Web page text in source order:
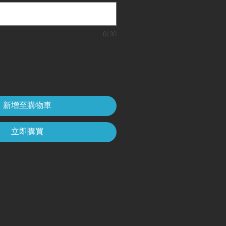
0/30
新增至購物車
立即購買